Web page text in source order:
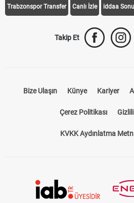
Trabzonspor Transfer Canlı İzle iddaa
Takip Et
Bize Ulaşın Künye Kariyer
Çerez Politikası
KVKK Aydınlatma